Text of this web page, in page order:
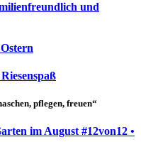
und
pflegen, freuen“
im August #12von12 •